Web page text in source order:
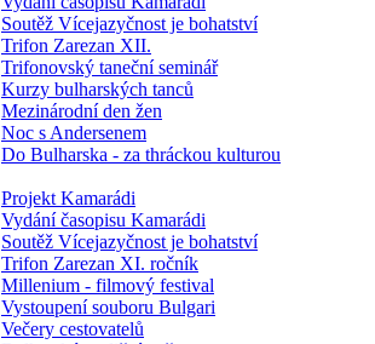
Soutěž Vícejazyčnost je bohatství
Trifon Zarezan XII.
Trifonovský taneční seminář
Kurzy bulharských tanců
Mezinárodní den žen
Noc s Andersenem
Do Bulharska - za thráckou kulturou
Projekt Kamarádi
Vydání časopisu Kamarádi
Soutěž Vícejazyčnost je bohatství
Trifon Zarezan XI. ročník
Millenium - filmový festival
Vystoupení souboru Bulgari
Večery cestovatelů